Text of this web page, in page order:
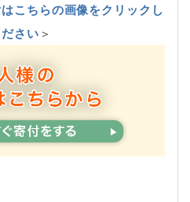
こちらの画像をクリックし
さい＞